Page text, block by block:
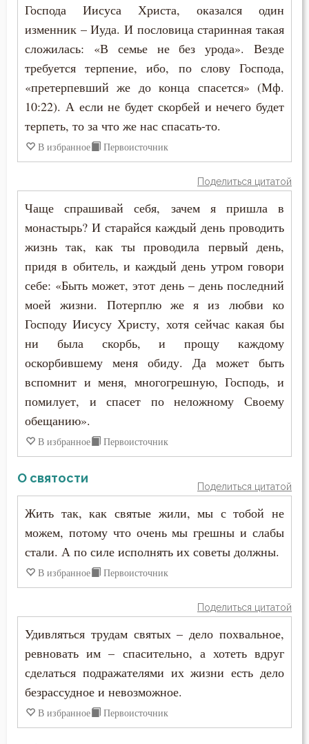
Господа Иисуса Христа, оказался один
изменник – Иуда. И пословица старинная такая
сложилась: «В семье не без урода». Везде
требуется терпение, ибо, по слову Господа,
«претерпевший же до конца спасется» (Мф.
10:22). А если не будет скорбей и нечего будет
терпеть, то за что же нас спасать-то.
В избранное Первоисточник
Поделиться цитатой
Чаще спрашивай себя, зачем я пришла в
монастырь? И старайся каждый день проводить
жизнь так, как ты проводила первый день,
придя в обитель, и каждый день утром говори
себе: «Быть может, этот день – день последний
моей жизни. Потерплю же я из любви ко
Господу Иисусу Христу, хотя сейчас какая бы
ни была скорбь, и прощу каждому
оскорбившему меня обиду. Да может быть
вспомнит и меня, многогрешную, Господь, и
помилует, и спасет по неложному Своему
обещанию».
В избранное Первоисточник
О святости
Поделиться цитатой
Жить так, как святые жили, мы с тобой не
можем, потому что очень мы грешны и слабы
стали. А по силе исполнять их советы должны.
В избранное Первоисточник
Поделиться цитатой
Удивляться трудам святых – дело похвальное,
ревновать им – спасительно, а хотеть вдруг
сделаться подражателями их жизни есть дело
безрассудное и невозможное.
В избранное Первоисточник